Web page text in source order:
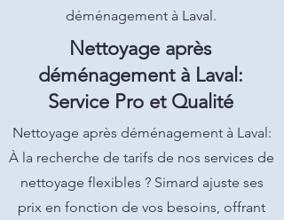
déménagement à Laval.
Nettoyage après
déménagement à Laval:
Service Pro et Qualité
Nettoyage après déménagement à Laval:
À la recherche de tarifs de nos services de
nettoyage flexibles ? Simard ajuste ses
prix en fonction de vos besoins, offrant